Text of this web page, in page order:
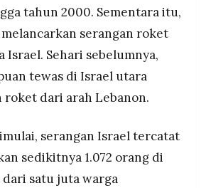
tahun 2000. Sementara itu,
serangan roket
Israel. Sehari sebelumnya,
tewas di Israel utara
roket dari arah Lebanon.
serangan Israel tercatat
sedikitnya 1.072 orang di
satu juta warga